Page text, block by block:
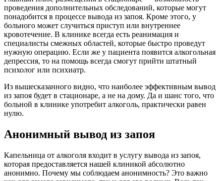
проведения дополнительных обследований, которые могут
понадобится в процессе вывода из запоя. Кроме этого, у
больного может случиться приступ или внутреннее
кровотечение. В клинике всегда есть реанимация и
специалисты смежных областей, которые быстро проведут
нужную операцию. Если же у пациента появится алкогольная
депрессия, то на помощь всегда смогут прийти штатный
психолог или психиатр.
Из вышесказанного видно, что наиболее эффективным вывод
из запоя будет в стационаре, а не на дому. Да и шанс того, что
больной в клинике употребит алкоголь, практически равен
нулю.
Анонимный вывод из запоя
Капельница от алкоголя входит в услугу вывода из запоя,
которая предоставляется нашей клиникой абсолютно
анонимно. Почему мы соблюдаем анонимность? Это важно